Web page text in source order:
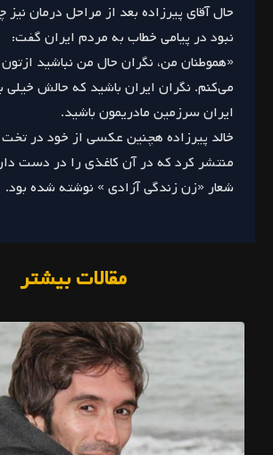
حال آقای پیرزاده بعد از مراحل درمان
نبود در پیامی خطاب به مردم ایران گفت:
«هموطنان من، نگران حال من نباشید
می‌کنم. نگران ایران باشید که حالش خیلی
ایران سرزمین مادریمون باشید.
خالد پیرزاده هچنین عکسی از خود در تخت
منتشر کرد که در آن کاغذی را در دست
شعار «زن زندگی آزادی » نوشته شده بود.
مقالات بیشتر